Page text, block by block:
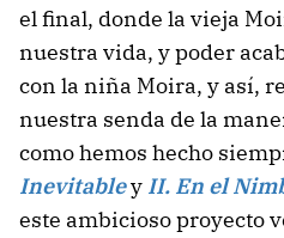
el final, donde la vieja
nuestra vida, y poder
con la niña Moira, y así,
nuestra senda de la
como hemos hecho
Inevitabley II. En el
este ambicioso proyecto